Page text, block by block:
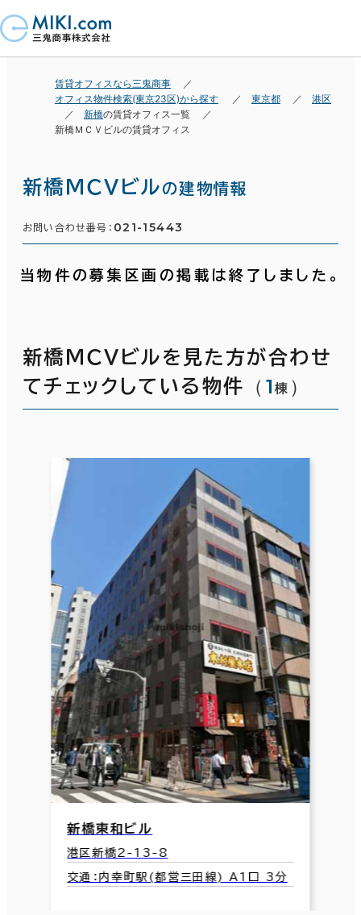
賃貸オフィスなら三鬼商事
オフィス物件検索(東京23区)から探す
東京都
港区
新橋の賃貸オフィス一覧
新橋ＭＣＶビルの賃貸オフィス
新橋ＭＣＶビルの建物情報
お問い合わせ番号： 021-15443
当物件の募集区画の掲載は終了しました。
新橋ＭＣＶビルを見た方が合わせ
てチェックしている物件
（ 1棟 ）
新橋東和ビル
港区新橋2-13-8
交通：内幸町駅(都営三田線) A1口 3分